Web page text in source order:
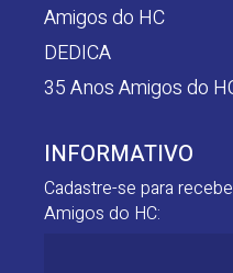
Amigos do HC
DEDICA
35 Anos Amigos do
INFORMATIVO
Cadastre-se para
Amigos do HC: